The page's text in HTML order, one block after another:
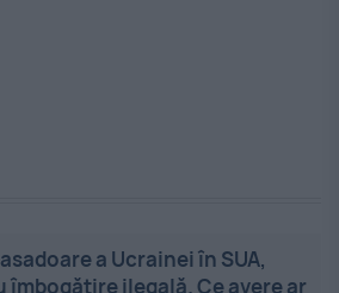
a Ucrainei în SUA,
ilegală. Ce avere ar